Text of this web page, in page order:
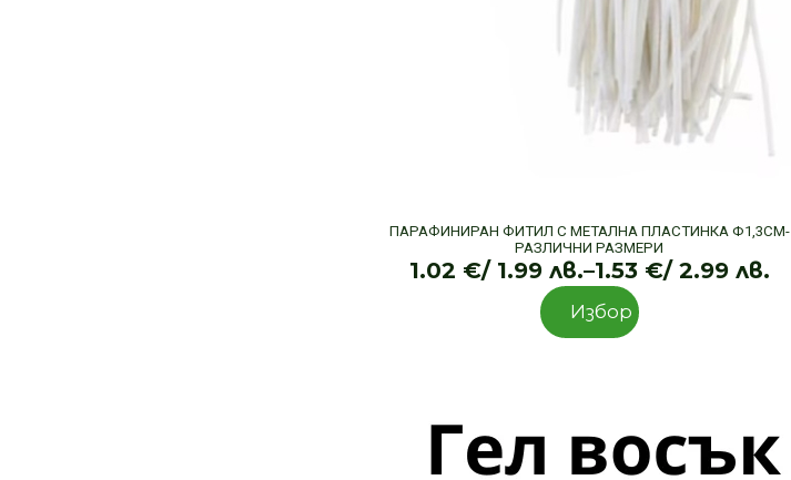
ПАРАФИНИРАН ФИТИЛ С МЕТАЛНА ПЛАСТИНКА Φ1,3СМ-
РАЗЛИЧНИ РАЗМЕРИ
1.02 €/ 1.99 лв.–1.53 €/ 2.99 лв.
Price
range:
1.02 €
through
1.53 €
Избор
This
product
The